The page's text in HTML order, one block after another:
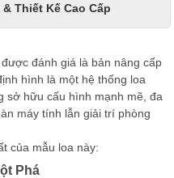
Thiết Kế Cao Cấp
đánh giá là bản nâng cấp
hình là một hệ thống loa
sở hữu cấu hình mạnh mẽ, đa
máy tính lẫn giải trí phòng
của mẫu loa này:
Phá